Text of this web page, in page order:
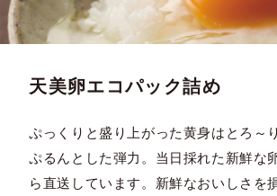
天美卵エコパック詰め
ぷっくりと盛り上がった黄身はとろ～
ぷるんとした弾力。当日採れた新鮮な
ら直送しています。新鮮なおいしさを